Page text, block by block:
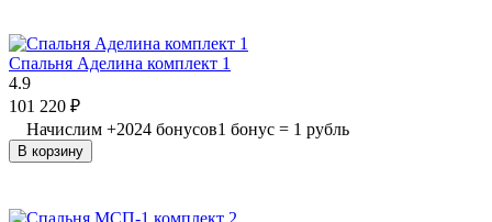
Спальня Аделина комплект 1
4.9
101 220 ₽
Начислим +2024 бонусов1 бонус = 1 рубль
В корзину